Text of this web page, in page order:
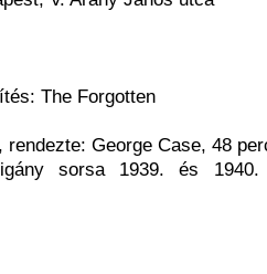
The Forgotten
rendezte: George Case, 48
sorsa 1939. és